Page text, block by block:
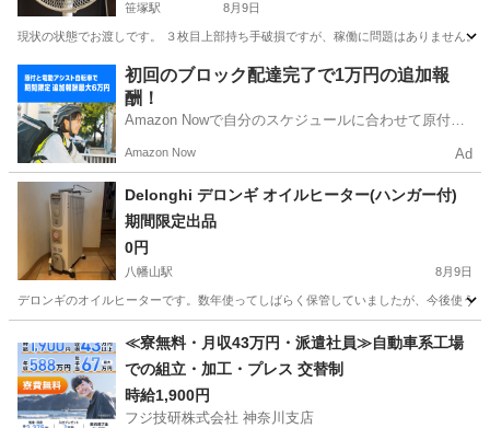
笹塚駅 8月9日
現状の状態でお渡しです。 ３枚目上部持ち手破損ですが、稼働に問題はありません
笹塚駅 季節、空調家電
初回のブロック配達完了で1万円の追加報
酬！
Amazon Nowで自分のスケジュールに合わせて原付や
う！
Amazon Now Ad
Delonghi デロンギ オイルヒーター(ハンガー付)
期間限定出品
0円
八幡山駅 8月9日
デロンギのオイルヒーターです。数年使ってしばらく保管していましたが、今後使う
八幡山駅 季節、空調家電
≪寮無料・月収43万円・派遣社員≫自動車系工場
での組立・加工・プレス 交替制
時給1,900円
フジ技研株式会社 神奈川支店